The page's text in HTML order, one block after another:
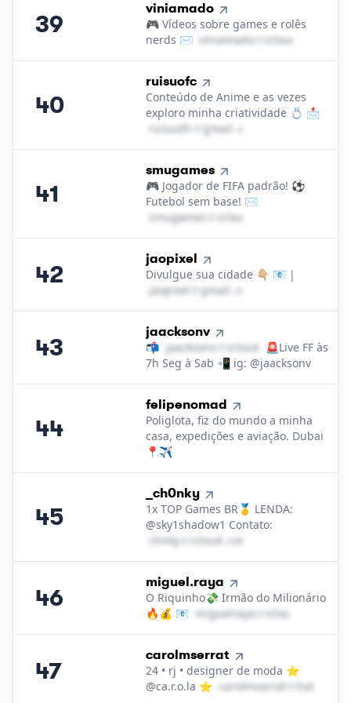
39
39.
viniamado
🎮 Vídeos sobre games e rolês
nerds ✉️ v​i​n​i​a​m​a​d​o​＠ icloud․cοm
40
40.
ruisuofc
Conteúdo de Anime e as vezes
exploro minha criatividade 💍 📩
r​u​i​s​u​o​f​c​
gmail․cοm
41
41.
smugames
🎮 Jogador de FIFA padrão! ⚽️
Futebol sem base! ✉️
s​m​u​g​a​m​e​s​
icloud․cοm
42
42.
jaopixel
Divulgue sua cidade 👇🏼 📧 |
j​a​o​p​i​x​e​l​
gmail․cοm
43
43.
jaacksonv
📬 j​a​a​c​k​s​o​n​v​ icloud․cοm🚨Live FF às
7h Seg à Sab 📲 ig: @jaacksonv
44
44.
felipenomad
Poliglota, fiz do mundo a minha
casa, expedições e aviação. Dubai
📍✈️
45
45.
_ch0nky
1x TOP Games BR🥇 LENDA:
@sky1shadow1 Contato:
c​h​n​k​y​
icloud․cοm
46
46.
miguel.raya
O Riquinho💸 Irmão do Milionário
🔥💰 📧 m​i​g​u​e​l​r​a​y​a​＠ icloud․cοm
47
47.
carolmserrat
24 • rj • designer de moda ⭐️
@ca.r.o.la ⭐️
c​a​r​o​l​m​s​e​r​r​a​t​